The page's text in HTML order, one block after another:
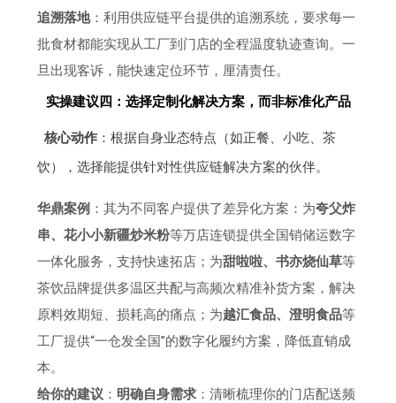
追溯落地：利用供应链平台提供的追溯系统，要求每一
批食材都能实现从工厂到门店的全程温度轨迹查询。一
旦出现客诉，能快速定位环节，厘清责任。
实操建议四：选择定制化解决方案，而非标准化产品
核心动作：根据自身业态特点（如正餐、小吃、茶
饮），选择能提供针对性供应链解决方案的伙伴。
华鼎案例 ：其为不同客户提供了差异化方案：为夸父炸
串、花小小新疆炒米粉等万店连锁提供全国销储运数字
一体化服务，支持快速拓店；为甜啦啦、书亦烧仙草等
茶饮品牌提供多温区共配与高频次精准补货方案，解决
原料效期短、损耗高的痛点；为越汇食品、澄明食品等
工厂提供“一仓发全国”的数字化履约方案，降低直销成
本。
给你的建议 ： 明确自身需求 ：清晰梳理你的门店配送频